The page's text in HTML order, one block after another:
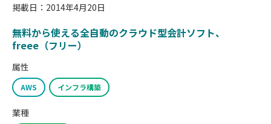
掲載日：2014年4月20日
無料から使える全自動のクラウド型会計ソフト、
freee（フリー）
属性
AWS インフラ構築
業種